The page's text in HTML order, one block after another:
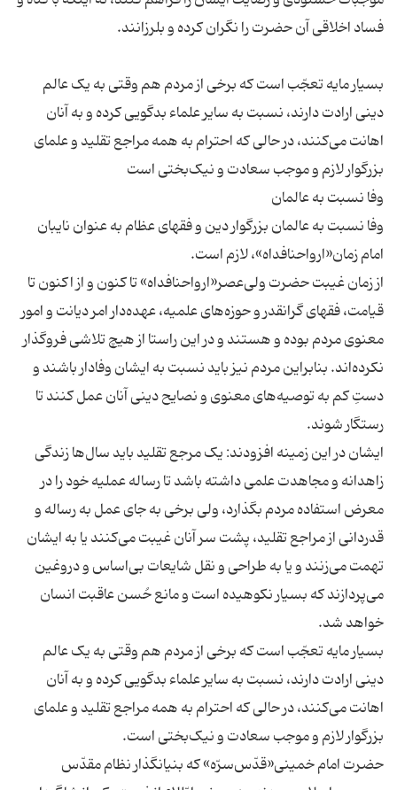
بسیار مایه تعجّب است که برخی از مردم هم وقتی به یک عالم
دینی ارادت دارند، نسبت به سایر علماء بدگویی کرده و به آنان
اهانت می‌کنند، در حالی که احترام به همه مراجع تقلید و علمای
وفا نسبت به عالمان بزرگوار دین و فقهای عظام به عنوان نایبان
از زمان غیبت حضرت ولی‌عصر«ارواحنافداه» تا کنون و از اکنون تا
قیامت، فقهای گرانقدر و حوزه‌های علمیه، عهده‌دار امر دیانت و امور
معنوی مردم بوده و هستند و در این راستا از هیچ تلاشی فروگذار
نکرده‌اند. بنابراین مردم نیز باید نسبت به ایشان وفادار باشند و
دستِ کم به توصیه‌های معنوی و نصایح دینی آنان عمل کنند تا
ایشان در این زمینه افزودند: یک مرجع تقلید باید سال‌ها زندگی
زاهدانه و مجاهدت علمی داشته باشد تا رساله عملیه خود را در
معرض استفاده مردم بگذارد، ولی برخی به جای عمل به رساله و
قدردانی از مراجع تقلید، پشت سر آنان غیبت می‌کنند یا به ایشان
تهمت می‌زنند و یا به طراحی و نقل شایعات بی‌اساس و دروغین
می‌پردازند که بسیار نکوهیده است و مانع حُسن عاقبت انسان
بسیار مایه تعجّب است که برخی از مردم هم وقتی به یک عالم
دینی ارادت دارند، نسبت به سایر علماء بدگویی کرده و به آنان
اهانت می‌کنند، در حالی که احترام به همه مراجع تقلید و علمای
حضرت امام خمینی«قدّس‌سرّه» که بنیانگذار نظام مقدّس